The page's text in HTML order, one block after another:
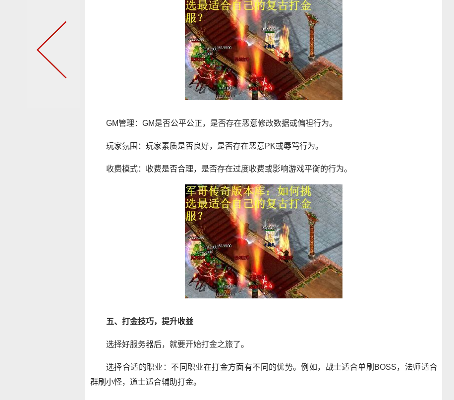
GM管理：GM是否公平公正，是否存在恶意修改数据或偏袒行为。
玩家氛围：玩家素质是否良好，是否存在恶意PK或辱骂行为。
收费模式：收费是否合理，是否存在过度收费或影响游戏平衡的行为。
五、打金技巧，提升收益
选择好服务器后，就要开始打金之旅了。
选择合适的职业：不同职业在打金方面有不同的优势。例如，战士适合单刷BOSS，法师适合
群刷小怪，道士适合辅助打金。